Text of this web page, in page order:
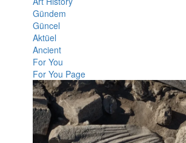
Gündem
Güncel
Aktüel
Ancient
For You
For You Page